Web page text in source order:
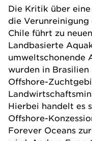
Die Kritik über
die
Chile führt zu
Landbasierte
umweltschonende
wurden in Brasilien
Offshore-
Hierbei handelt es
Offshore-
Forever Oceans